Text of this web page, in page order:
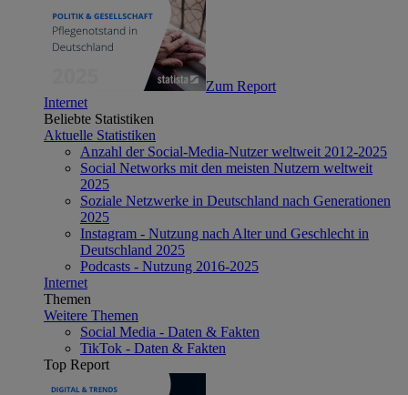
Zum Report
Internet
Beliebte Statistiken
Aktuelle Statistiken
Anzahl der Social-Media-Nutzer weltweit 2012-2025
Social Networks mit den meisten Nutzern weltweit
2025
Soziale Netzwerke in Deutschland nach Generationen
2025
Instagram - Nutzung nach Alter und Geschlecht in
Deutschland 2025
Podcasts - Nutzung 2016-2025
Internet
Themen
Weitere Themen
Social Media - Daten & Fakten
TikTok - Daten & Fakten
Top Report